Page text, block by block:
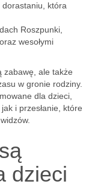
która
Roszpunki,
wesołymi
zabawę, ale także
w gronie rodziny.
dla dzieci,
i przesłanie, które
dzieci